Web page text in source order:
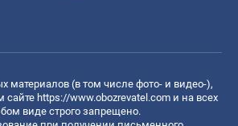
материалов (в том числе фото- и видео-),
сайте https://www.obozrevatel.com и на всех
виде строго запрещено.